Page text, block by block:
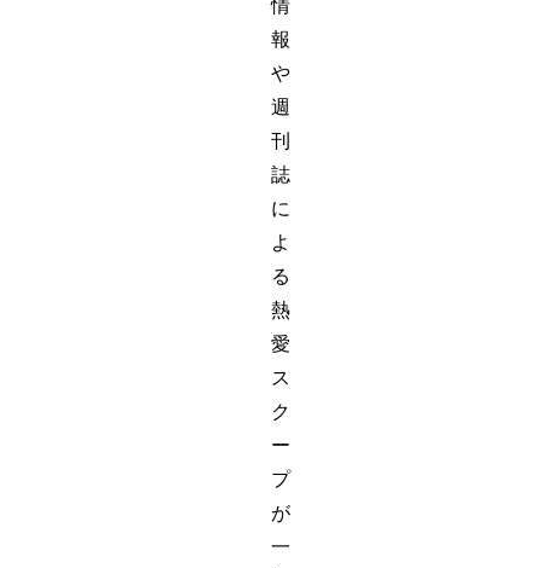
情
報
や
週
刊
誌
に
よ
る
熱
愛
ス
ク
ー
プ
が
一